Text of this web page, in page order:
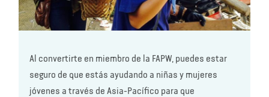
Al convertirte en miembro de la FAPW, puedes estar
seguro de que estás ayudando a niñas y mujeres
jóvenes a través de Asia-Pacífico para que